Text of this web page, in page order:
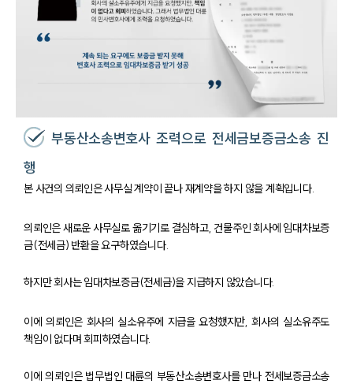
부동산소송변호사 조력으로 전세금보증금소송 진
행
본 사건의 의뢰인은 사무실 계약이 끝나 재계약을 하지 않을 계획입니다.
의뢰인은 새로운 사무실로 옮기기로 결심하고, 건물주인 회사에 임대차보증
금(전세금) 반환을 요구하였습니다.
하지만 회사는 임대차보증금(전세금)을 지급하지 않았습니다.
이에 의뢰인은 회사의 실소유주에 지급을 요청했지만, 회사의 실소유주도
책임이 없다며 회피하였습니다.
이에 의뢰인은 법무법인 대륜의 부동산소송변호사를 만나 전세보증금소송